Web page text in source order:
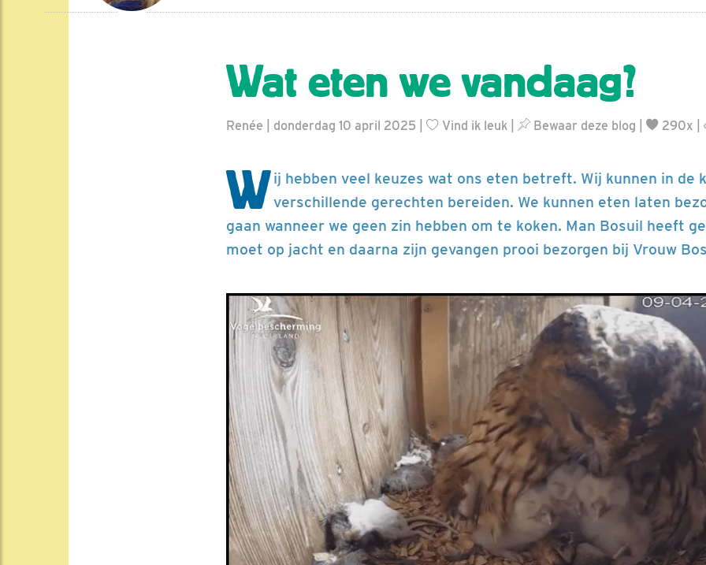
Wat eten we vandaag?
Renée | donderdag 10 april 2025 | Vind ik leuk Bewaar deze blog 290x |
Wij hebben veel keuzes wat ons eten betreft. Wij kunnen in de
verschillende gerechten bereiden. We kunnen eten laten
gaan wanneer we geen zin hebben om te koken. Man Bosuil heeft
moet op jacht en daarna zijn gevangen prooi bezorgen bij Vrouw